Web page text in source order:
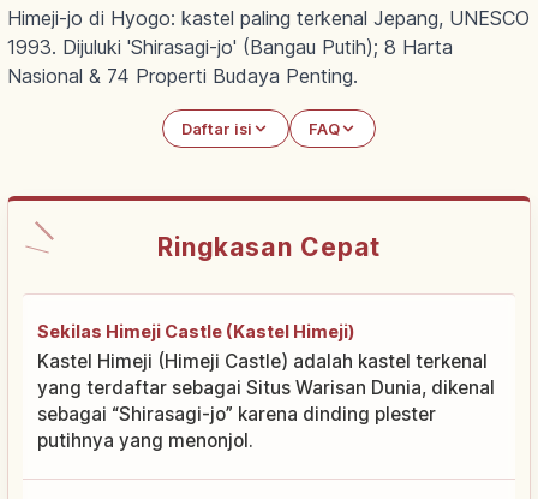
Himeji-jo di Hyogo: kastel paling terkenal Jepang, UNESCO
1993. Dijuluki 'Shirasagi-jo' (Bangau Putih); 8 Harta
Nasional & 74 Properti Budaya Penting.
Daftar isi FAQ
Ringkasan Cepat
Sekilas Himeji Castle (Kastel Himeji)
Kastel Himeji (Himeji Castle) adalah kastel terkenal
yang terdaftar sebagai Situs Warisan Dunia, dikenal
sebagai “Shirasagi-jo” karena dinding plester
putihnya yang menonjol.